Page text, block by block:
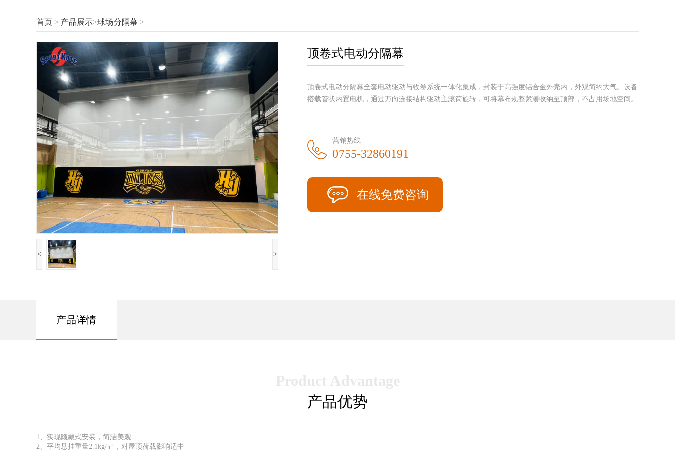
首页 > 产品展示>球场分隔幕 >
< >
顶卷式电动分隔幕
顶卷式电动分隔幕全套电动驱动与收卷系统一体化集成，封装于高强度铝合金外壳内，外观简约大气。设备
搭载管状内置电机，通过万向连接结构驱动主滚筒旋转，可将幕布规整紧凑收纳至顶部，不占用场地空间。
营销热线
0755-32860191
在线免费咨询
产品详情
产品优势
1、实现隐藏式安装，简洁美观
2、平均悬挂重量2.1kg/㎡，对屋顶荷载影响适中